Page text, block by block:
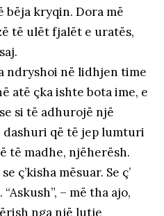
bëja kryqin. Dora më
të ulët fjalët e uratës,
ndryshoi në lidhjen time
atë çka ishte bota ime, e
si të adhurojë një
dashuri që të jep lumturi
të madhe, njëherësh.
ç’kisha mësuar. Se ç’
– më tha ajo,
nga një lutje